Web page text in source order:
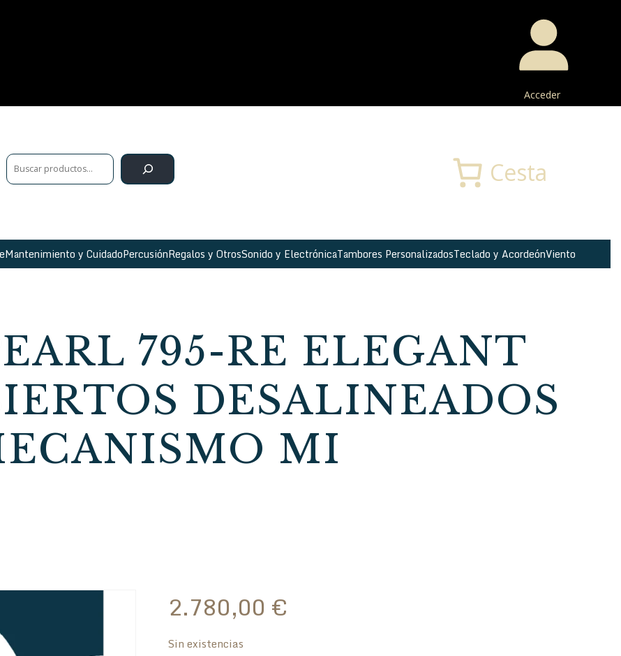
Acceder
Cesta
Mantenimiento y CuidadoPercusiónRegalos y OtrosSonido y ElectrónicaTambores PersonalizadosTeclado y AcordeónViento
795-RE ELEGANT
DESALINEADOS
MI
2.780,00 €
Sin existencias